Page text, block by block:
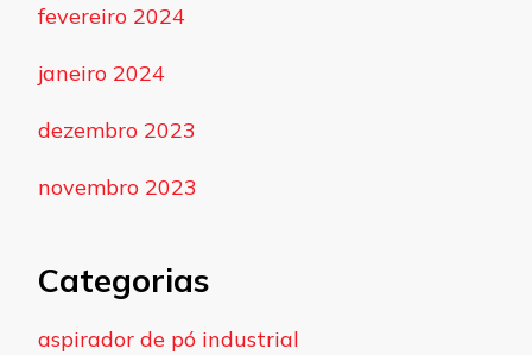
fevereiro 2024
janeiro 2024
dezembro 2023
novembro 2023
Categorias
aspirador de pó industrial